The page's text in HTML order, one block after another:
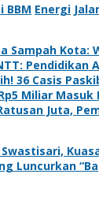
BBM Energi
Sampah Kota:
36 Casis
Miliar
Juta,
Swastisari,
Luncurkan